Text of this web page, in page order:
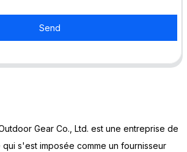
Send
Gear Co., Ltd. est une entreprise de
s'est imposée comme un fournisseur